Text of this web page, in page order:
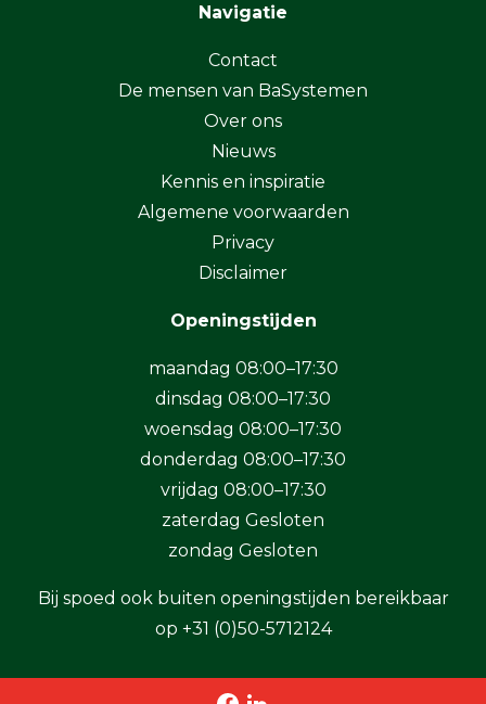
Navigatie
Contact
De mensen van BaSystemen
Over ons
Nieuws
Kennis en inspiratie
Algemene voorwaarden
Privacy
Disclaimer
Openingstijden
maandag 08:00–17:30
dinsdag 08:00–17:30
woensdag 08:00–17:30
donderdag 08:00–17:30
vrijdag 08:00–17:30
zaterdag Gesloten
zondag Gesloten
Bij spoed ook buiten openingstijden bereikbaar
op +31 (0)50-5712124